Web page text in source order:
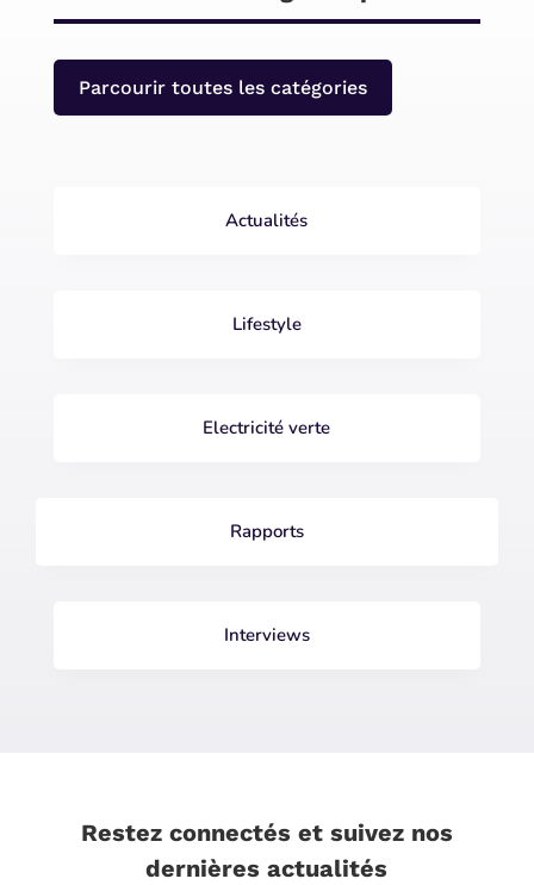
Parcourir toutes les catégories
Actualités
Lifestyle
Electricité verte
Rapports
Interviews
Restez connectés et suivez nos
dernières actualités